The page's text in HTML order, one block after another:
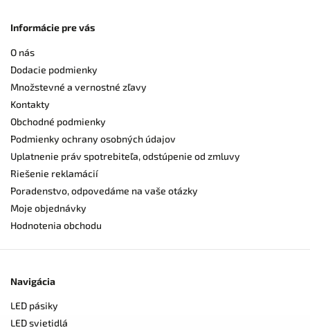
Informácie pre vás
O nás
Dodacie podmienky
Množstevné a vernostné zľavy
Kontakty
Obchodné podmienky
Podmienky ochrany osobných údajov
Uplatnenie práv spotrebiteľa, odstúpenie od zmluvy
Riešenie reklamácií
Poradenstvo, odpovedáme na vaše otázky
Moje objednávky
Hodnotenia obchodu
Navigácia
LED pásiky
LED svietidlá